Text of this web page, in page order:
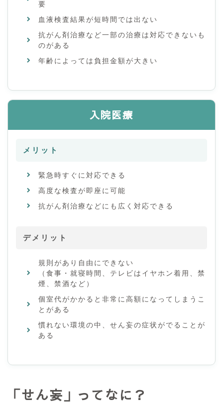
要
血液検査結果が短時間では出ない
抗がん剤治療など一部の治療は対応できないも
のがある
年齢によっては負担金額が大きい
入院医療
メリット
緊急時すぐに対応できる
高度な検査が即座に可能
抗がん剤治療などにも広く対応できる
デメリット
規則があり自由にできない
（食事・就寝時間、テレビはイヤホン着用、禁
煙、禁酒など）
個室代がかかると非常に高額になってしまうこ
とがある
慣れない環境の中、せん妄の症状がでることが
ある
「せん妄」ってなに？